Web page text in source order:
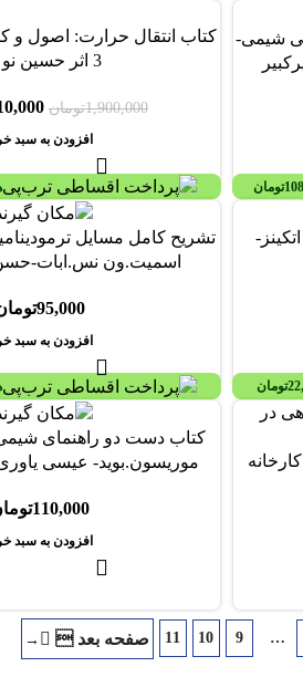
شیمی-
3 اثر حسین نوعی
1,900,000تومان
افزودن به سبد
تومان
تشریح کامل مسایل
اسمیت.ون نس.ابات-
95,000
افزودن به سبد
تومان
موريسون.بويد- عيسی
110,000
افزودن به سبد
…
9
10
11
→